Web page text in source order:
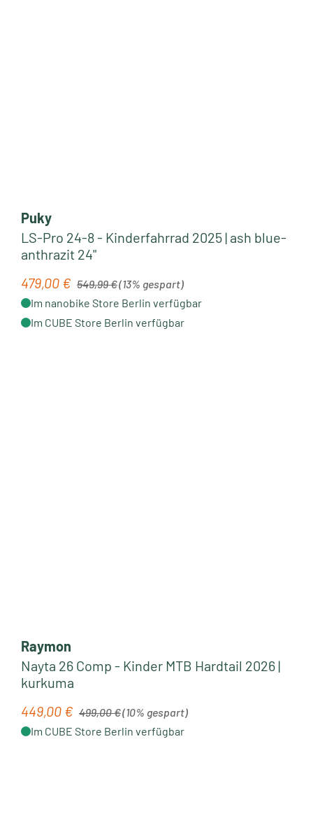
Puky
LS-Pro 24-8 - Kinderfahrrad 2025 | ash blue-
anthrazit 24"
Verkaufspreis:
479,00 € Regulärer Preis:
549,99 €(13% gespart)
Im nanobike Store Berlin verfügbar
Im CUBE Store Berlin verfügbar
Raymon
Nayta 26 Comp - Kinder MTB Hardtail 2026 |
kurkuma
Verkaufspreis:
449,00 € 499,00 €(10% gespart)
Im CUBE Store Berlin verfügbar